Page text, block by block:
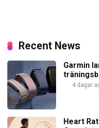
Recent News
Garmin
4 dagar
Heart